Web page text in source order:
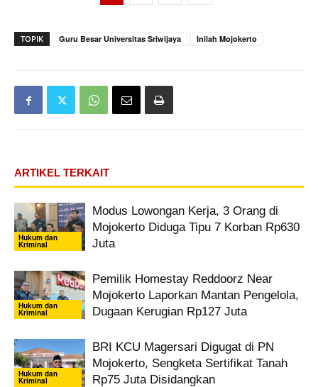
TOPIK Guru Besar Universitas Sriwijaya Inilah Mojokerto
ARTIKEL TERKAIT
Hukum dan
Kriminal
Modus Lowongan Kerja, 3 Orang di
Mojokerto Diduga Tipu 7 Korban Rp630
Juta
Hukum dan
Kriminal
Pemilik Homestay Reddoorz Near
Mojokerto Laporkan Mantan Pengelola,
Dugaan Kerugian Rp127 Juta
Hukum dan
Kriminal
BRI KCU Magersari Digugat di PN
Mojokerto, Sengketa Sertifikat Tanah
Rp75 Juta Disidangkan